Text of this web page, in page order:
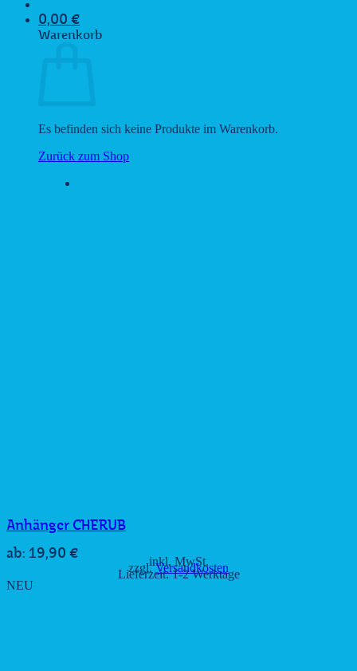
0,00 €
Warenkorb
Es befinden sich keine Produkte im Warenkorb.
Zurück zum Shop
Anhänger CHERUB
ab: 19,90 € inkl. MwSt.
zzgl.Versandkosten
Lieferzeit:1-2 Werktage
NEU